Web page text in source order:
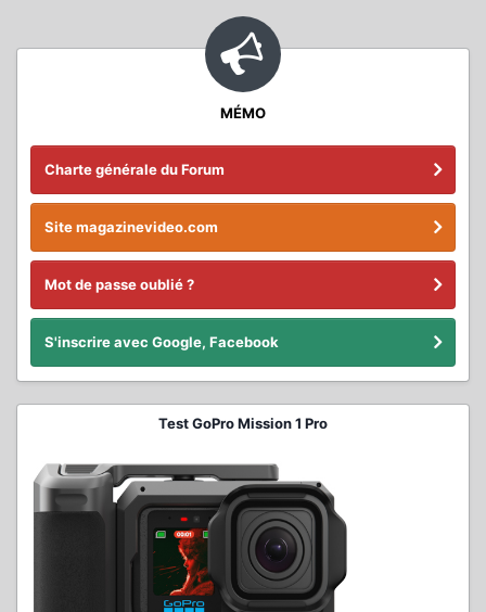
MÉMO
Charte générale du Forum
Site magazinevideo.com
Mot de passe oublié ?
S'inscrire avec Google, Facebook
Test GoPro Mission 1 Pro